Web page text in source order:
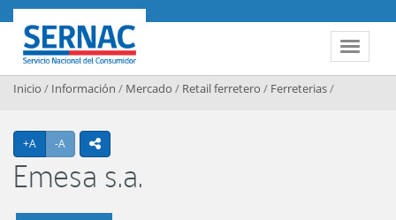
Contenido principal
Toggle
SERNAC
Inicio / Información / Mercado / Retail ferretero / Ferreterias/
+A Agrandar texto
-A Achicar textoicono compartir
Emesa s.a.